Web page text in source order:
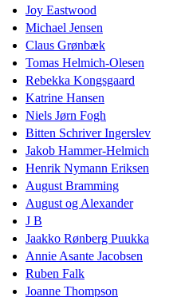
Joy Eastwood
Michael Jensen
Claus Grønbæk
Tomas Helmich-Olesen
Rebekka Kongsgaard
Katrine Hansen
Niels Jørn Fogh
Bitten Schriver Ingerslev
Jakob Hammer-Helmich
Henrik Nymann Eriksen
August Bramming
August og Alexander
J B
Jaakko Rønberg Puukka
Annie Asante Jacobsen
Ruben Falk
Joanne Thompson